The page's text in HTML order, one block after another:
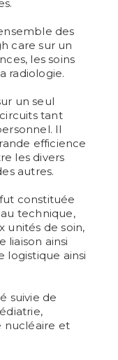
des
care sur un
les soins
radiologie.
un seul
tant
Il
efficience
les divers
autres.
constituée
technique,
unités de soin,
liaison ainsi
logistique ainsi
suivie de
nucléaire et